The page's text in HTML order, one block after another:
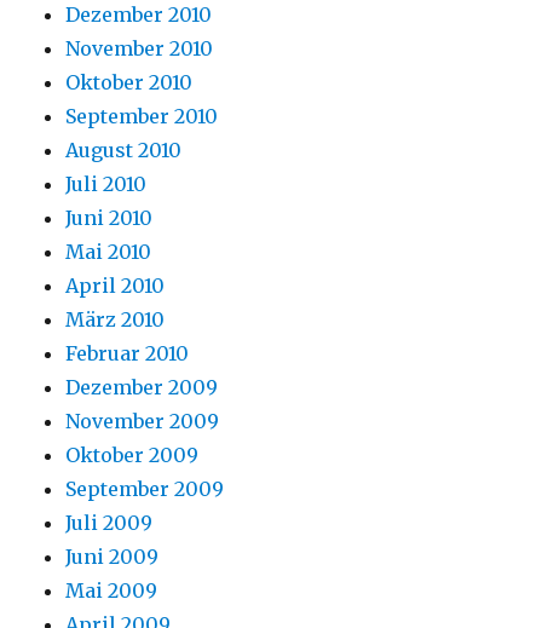
Dezember 2010
November 2010
Oktober 2010
September 2010
August 2010
Juli 2010
Juni 2010
Mai 2010
April 2010
März 2010
Februar 2010
Dezember 2009
November 2009
Oktober 2009
September 2009
Juli 2009
Juni 2009
Mai 2009